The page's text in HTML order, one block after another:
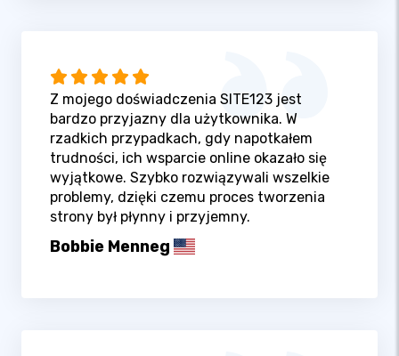
Z mojego doświadczenia SITE123 jest
bardzo przyjazny dla użytkownika. W
rzadkich przypadkach, gdy napotkałem
trudności, ich wsparcie online okazało się
wyjątkowe. Szybko rozwiązywali wszelkie
problemy, dzięki czemu proces tworzenia
strony był płynny i przyjemny.
Bobbie Menneg